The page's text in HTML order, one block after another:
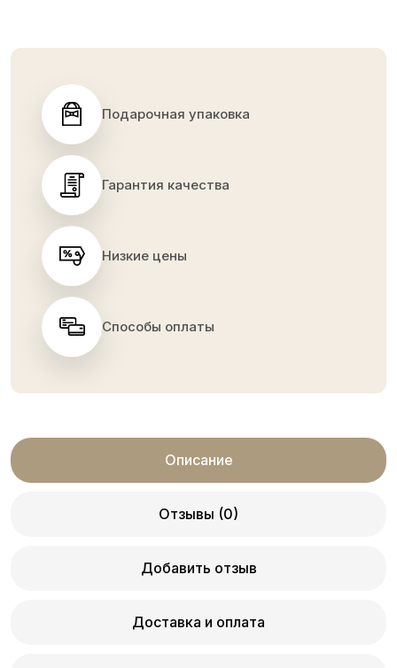
Подарочная упаковка
Гарантия качества
Низкие цены
Способы оплаты
Описание
Отзывы (0)
Добавить отзыв
Доставка и оплата